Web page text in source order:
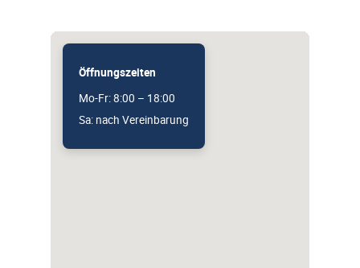
Öffnungszeiten
Mo-Fr: 8:00 – 18:00
Sa: nach Vereinbarung